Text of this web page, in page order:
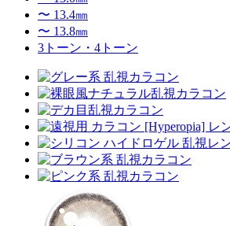
〜 13.4㎜
〜 13.8㎜
3トーン・4トーン